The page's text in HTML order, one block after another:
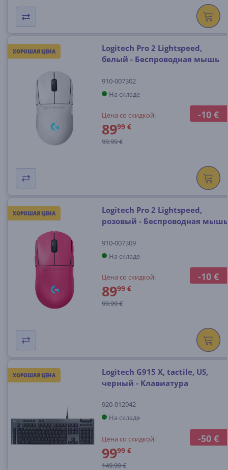
ХОРОШАЯ ЦЕНА
-10 €
Logitech Pro 2 Lightspeed,
белый - Беспроводная мышь
910-007302
На складе
Цена со скидкой:
8999 €
99.99 €
ХОРОШАЯ ЦЕНА
-10 €
Logitech Pro 2 Lightspeed,
розовый - Беспроводная мышь
910-007309
На складе
Цена со скидкой:
8999 €
99.99 €
ХОРОШАЯ ЦЕНА
-50 €
Logitech G915 X, tactile, US,
черный - Клавиатура
920-012942
На складе
Цена со скидкой:
9999 €
149.99 €